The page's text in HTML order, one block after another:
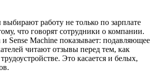
работу не только по зарплате
что говорят сотрудники о компании.
Sense Machine показывает: подавляющее
читают отзывы перед тем, как
Это касается и белых,